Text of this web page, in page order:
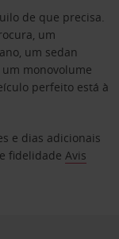
de que precisa.
um
um sedan
monovolume
perfeito está à
e dias adicionais
fidelidade Avis